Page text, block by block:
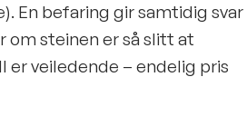
En befaring gir samtidig svar
om steinen er så slitt at
veiledende – endelig pris